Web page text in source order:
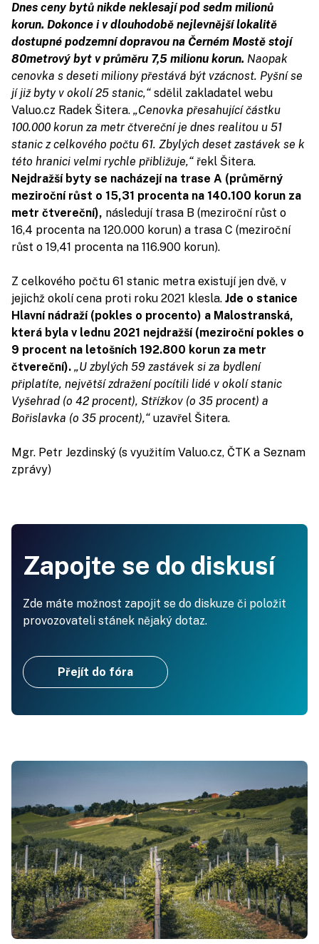
Dnes ceny bytů nikde neklesají pod sedm milionů
korun. Dokonce i v dlouhodobě nejlevnější lokalitě
dostupné podzemní dopravou na Černém Mostě stojí
80metrový byt v průměru 7,5 milionu korun. Naopak
cenovka s deseti miliony přestává být vzácnost. Pyšní se
jí již byty v okolí 25 stanic,“ sdělil zakladatel webu
Valuo.cz Radek Šitera. „Cenovka přesahující částku
100.000 korun za metr čtvereční je dnes realitou u 51
stanic z celkového počtu 61. Zbylých deset zastávek se k
této hranici velmi rychle přibližuje,“ řekl Šitera.
Nejdražší byty se nacházejí na trase A (průměrný
meziroční růst o 15,31 procenta na 140.100 korun za
metr čtvereční), následují trasa B (meziroční růst o
16,4 procenta na 120.000 korun) a trasa C (meziroční
růst o 19,41 procenta na 116.900 korun).
Z celkového počtu 61 stanic metra existují jen dvě, v
jejichž okolí cena proti roku 2021 klesla. Jde o stanice
Hlavní nádraží (pokles o procento) a Malostranská,
která byla v lednu 2021 nejdražší (meziroční pokles o
9 procent na letošních 192.800 korun za metr
čtvereční). „U zbylých 59 zastávek si za bydlení
připlatíte, největší zdražení pocítili lidé v okolí stanic
Vyšehrad (o 42 procent), Střížkov (o 35 procent) a
Bořislavka (o 35 procent),“ uzavřel Šitera.
Mgr. Petr Jezdinský (s využitím Valuo.cz, ČTK a Seznam
zprávy)
Zapojte se do diskusí
Zde máte možnost zapojit se do diskuze či položit
provozovateli stánek nějaký dotaz.
Přejít do fóra